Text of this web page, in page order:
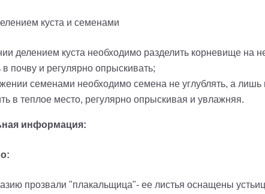
куста и семенами
делением куста необходимо разделить корневище на
посадить в почву и
семенами необходимо семена не углублять, а лишь
в теплое место, регулярно опрыскивая и увлажняя.
информация:
прозвали "плакальщица"- ее листья оснащены